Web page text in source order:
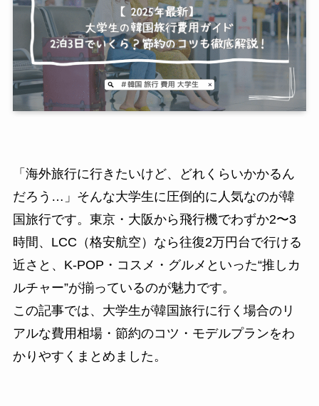
「海外旅行に行きたいけど、どれくらいかかるん
だろう…」そんな大学生に圧倒的に人気なのが韓
国旅行です。東京・大阪から飛行機でわずか2〜3
時間、LCC（格安航空）なら往復2万円台で行ける
近さと、K-POP・コスメ・グルメといった“推しカ
ルチャー”が揃っているのが魅力です。
この記事では、大学生が韓国旅行に行く場合のリ
アルな費用相場・節約のコツ・モデルプランをわ
かりやすくまとめました。